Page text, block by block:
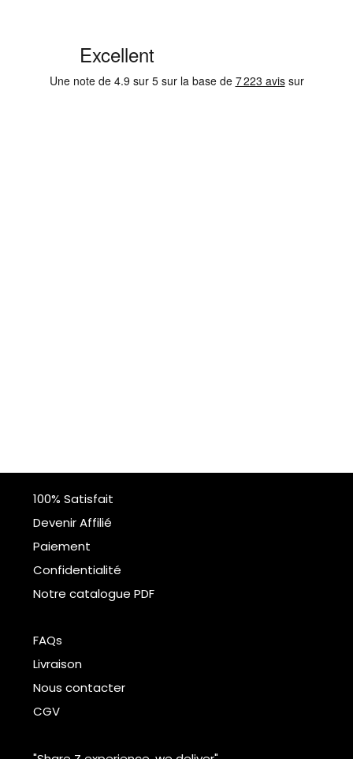
100% Satisfait
Devenir Affilié
Paiement
Confidentialité
Notre catalogue PDF
FAQs
Livraison
Nous contacter
CGV